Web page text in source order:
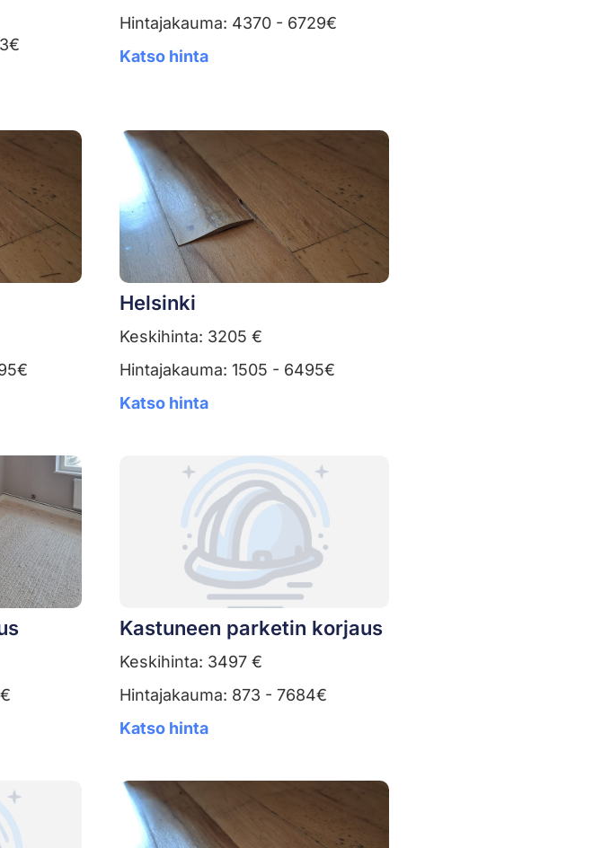
Hintajakauma: 4370 - 6729€
Katso hinta
Helsinki
Keskihinta: 3205 €
Hintajakauma: 1505 - 6495€
Katso hinta
Kastuneen parketin korjaus
Keskihinta: 3497 €
Hintajakauma: 873 - 7684€
Katso hinta